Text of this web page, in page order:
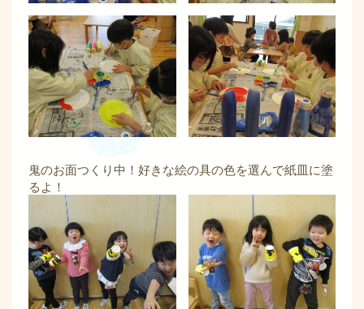
鬼のお面つくり中！好きな絵の具の色を選んで紙皿に塗
るよ！